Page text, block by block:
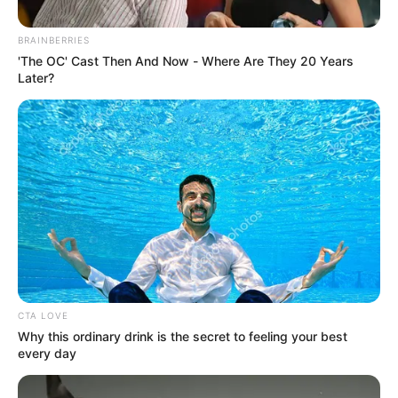
@DATT_Cgena/X
Pico y placa en Cartagena
Por:Elsa Barrera
Marzo 21, 2026
BRAINBERRIES
'The OC' Cast Then And Now - Where Are They 20 Years
Later?
CTA LOVE
Why this ordinary drink is the secret to feeling your best
every day